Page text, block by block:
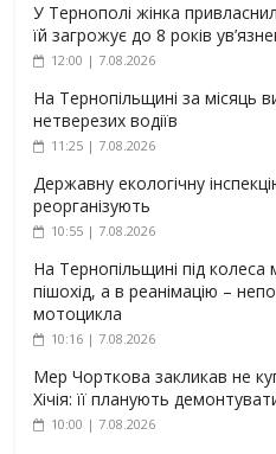
У Тернополі жінка
їй загрожує до 8 років
12:00 | 7.08.2026
На Тернопільщині за місяць
нетверезих водіїв
11:25 | 7.08.2026
Державну екологічну
реорганізують
10:55 | 7.08.2026
На Тернопільщині під
пішохід, а в реанімацію –
мотоцикла
10:16 | 7.08.2026
Мер Чорткова закликав не
Хічія: її планують
10:00 | 7.08.2026